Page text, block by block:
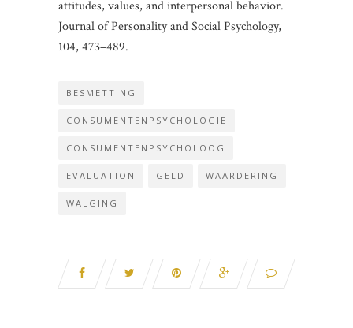
attitudes, values, and interpersonal behavior.
Journal of Personality and Social Psychology,
104, 473–489.
BESMETTING
CONSUMENTENPSYCHOLOGIE
CONSUMENTENPSYCHOLOOG
EVALUATION GELD WAARDERING
WALGING